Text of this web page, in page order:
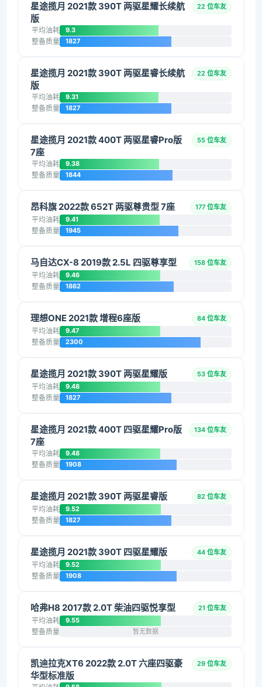
星途揽月 2021款 390T 两驱星耀长续航
版
22 位车友
平均油耗 9.3
整备质量 1827
星途揽月 2021款 390T 两驱星睿长续航
版
22 位车友
平均油耗 9.31
整备质量 1827
星途揽月 2021款 400T 两驱星睿Pro版
7座
55 位车友
平均油耗 9.38
整备质量 1844
昂科旗 2022款 652T 两驱尊贵型 7座 177 位车友
平均油耗 9.41
整备质量 1945
马自达CX-8 2019款 2.5L 四驱尊享型 158 位车友
平均油耗 9.46
整备质量 1862
理想ONE 2021款 增程6座版 84 位车友
平均油耗 9.47
整备质量 2300
星途揽月 2021款 390T 两驱星耀版 53 位车友
平均油耗 9.48
整备质量 1827
星途揽月 2021款 400T 四驱星耀Pro版
7座
134 位车友
平均油耗 9.48
整备质量 1908
星途揽月 2021款 390T 两驱星睿版 82 位车友
平均油耗 9.52
整备质量 1827
星途揽月 2021款 390T 四驱星耀版 44 位车友
平均油耗 9.52
整备质量 1908
哈弗H8 2017款 2.0T 柴油四驱悦享型 21 位车友
平均油耗 9.55
整备质量 暂无数据
凯迪拉克XT6 2022款 2.0T 六座四驱豪
华型标准版
29 位车友